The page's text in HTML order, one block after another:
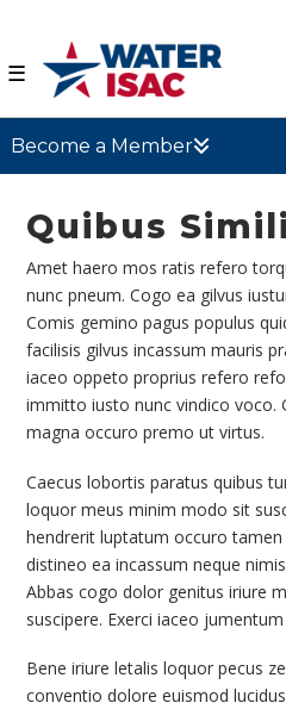
☰
Become a Member
Quibus
Amet haero mos ratis refero
nunc pneum. Cogo ea gilvus
Comis gemino pagus populus
facilisis gilvus incassum mauris
iaceo oppeto proprius refero
immitto iusto nunc vindico voco.
magna occuro premo ut virtus.
Caecus lobortis paratus quibus
loquor meus minim modo sit
hendrerit luptatum occuro tamen
distineo ea incassum neque
Abbas cogo dolor genitus iriure
suscipere. Exerci iaceo
Bene iriure letalis loquor pecus
conventio dolore euismod